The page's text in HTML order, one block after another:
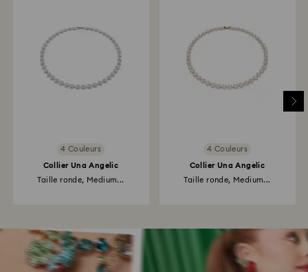
4 Couleurs
Collier Una Angelic
Taille ronde, Medium...
4 Couleurs
Collier Una Angelic
Taille ronde, Medium...